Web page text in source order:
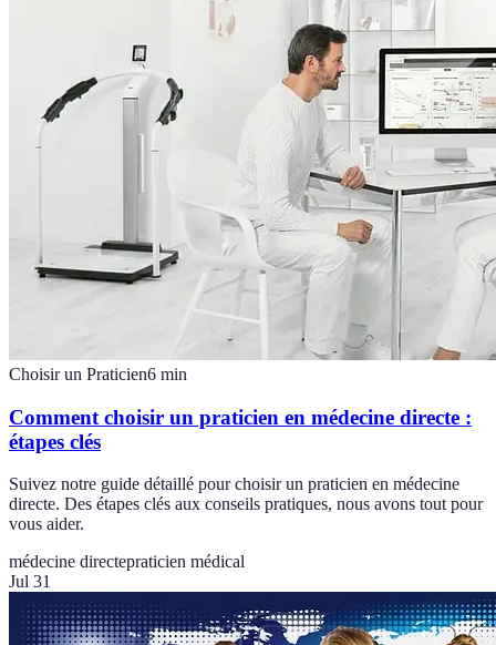
Choisir un Praticien6 min
Comment choisir un praticien en médecine directe :
étapes clés
Suivez notre guide détaillé pour choisir un praticien en médecine
directe. Des étapes clés aux conseils pratiques, nous avons tout pour
vous aider.
médecine directepraticien médical
Jul 31